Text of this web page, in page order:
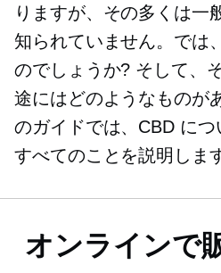
りますが、その多くは一
知られていません。では
のでしょうか? そして、
途にはどのようなものが
のガイドでは、CBD につ
すべてのことを説明しま
オンラインで